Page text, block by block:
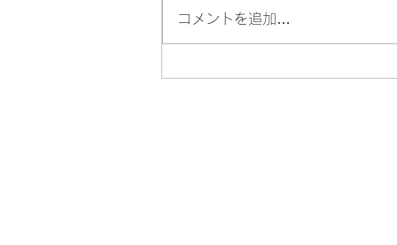
🦁 八王子・迫力の舞と響く音
コメントを追加…